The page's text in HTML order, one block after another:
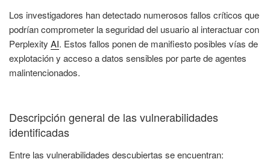
Los investigadores han detectado numerosos fallos críticos que
podrían comprometer la seguridad del usuario al interactuar con
Perplexity AI. Estos fallos ponen de manifiesto posibles vías de
explotación y acceso a datos sensibles por parte de agentes
malintencionados.
Descripción general de las vulnerabilidades
identificadas
Entre las vulnerabilidades descubiertas se encuentran: